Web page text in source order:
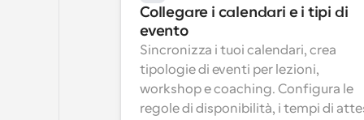
Collegare i calendari e i tipi di
evento
Sincronizza i tuoi calendari, crea
tipologie di eventi per lezioni,
workshop e coaching. Configura le
regole di disponibilità, i tempi di